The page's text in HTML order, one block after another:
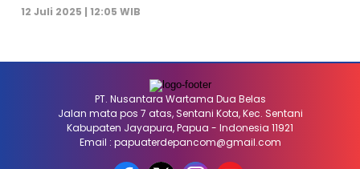
12 Juli 2025 | 12:05 WIB
PT. Nusantara Wartama Dua Belas
Jalan mata pos 7 atas, Sentani Kota, Kec. Sentani
Kabupaten Jayapura, Papua - Indonesia 11921
Email : papuaterdepancom@gmail.com